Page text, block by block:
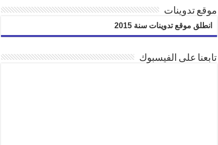
موقع تدوينات
انطلق موقع تدوينات سنة 2015
تابعنا على الفيسبوك